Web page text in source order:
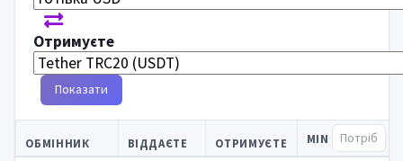
Отримуєте
Показати
ОБМІННИК ВІДДАЄТЕ ОТРИМУЄТЕ MIN